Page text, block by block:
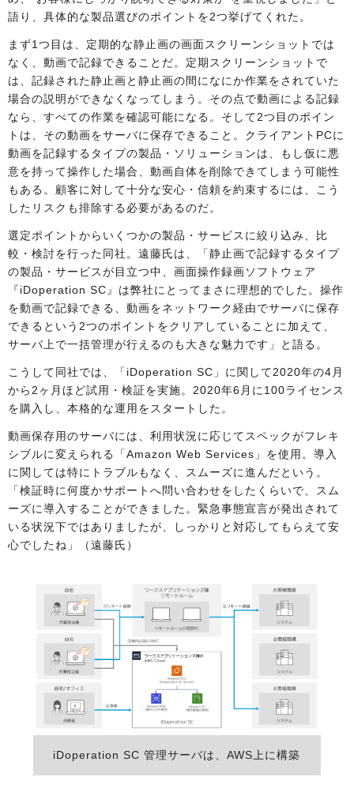
語り、具体的な製品選びのポイントを2つ挙げてくれた。
まず1つ目は、定期的な静止画の画面スクリーンショットでは
なく、動画で記録できることだ。定期スクリーンショットで
は、記録された静止画と静止画の間になにか作業をされていた
場合の説明ができなくなってしまう。その点で動画による記録
なら、すべての作業を確認可能になる。そして2つ目のポイン
トは、その動画をサーバに保存できること。クライアントPCに
動画を記録するタイプの製品・ソリューションは、もし仮に悪
意を持って操作した場合、動画自体を削除できてしまう可能性
もある。顧客に対して十分な安心・信頼を約束するには、こう
したリスクも排除する必要があるのだ。
選定ポイントからいくつかの製品・サービスに絞り込み、比
較・検討を行った同社。遠藤氏は、「静止画で記録するタイプ
の製品・サービスが目立つ中、画面操作録画ソフトウェア
『iDoperation SC』は弊社にとってまさに理想的でした。操作
を動画で記録できる、動画をネットワーク経由でサーバに保存
できるという2つのポイントをクリアしていることに加えて、
サーバ上で一括管理が行えるのも大きな魅力です」と語る。
こうして同社では、「iDoperation SC」に関して2020年の4月
から2ヶ月ほど試用・検証を実施。2020年6月に100ライセンス
を購入し、本格的な運用をスタートした。
動画保存用のサーバには、利用状況に応じてスペックがフレキ
シブルに変えられる「Amazon Web Services」を使用。導入
に関しては特にトラブルもなく、スムーズに進んだという。
「検証時に何度かサポートへ問い合わせをしたくらいで、スム
ーズに導入することができました。緊急事態宣言が発出されて
いる状況下ではありましたが、しっかりと対応してもらえて安
心でしたね」（遠藤氏）
iDoperation SC 管理サーバは、AWS上に構築